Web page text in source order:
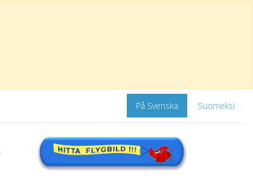
På Svenska Suomeksi